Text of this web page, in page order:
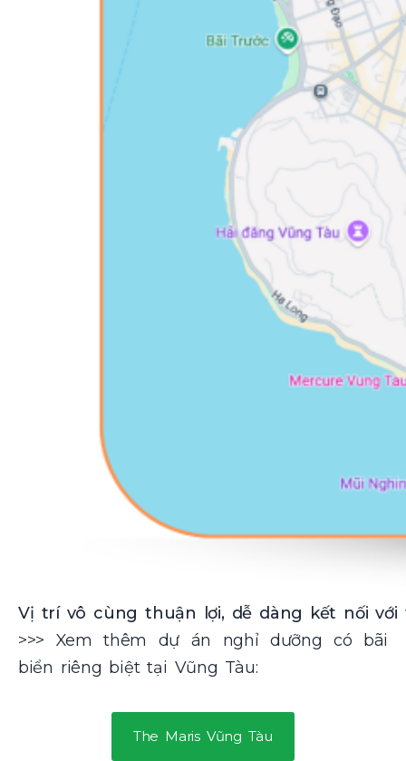
Vị trí vô cùng thuận lợi, dễ dàng kết nối
>>> Xem thêm dự án nghỉ dưỡng có bãi
biển riêng biệt tại Vũng Tàu:
The Maris Vũng Tàu